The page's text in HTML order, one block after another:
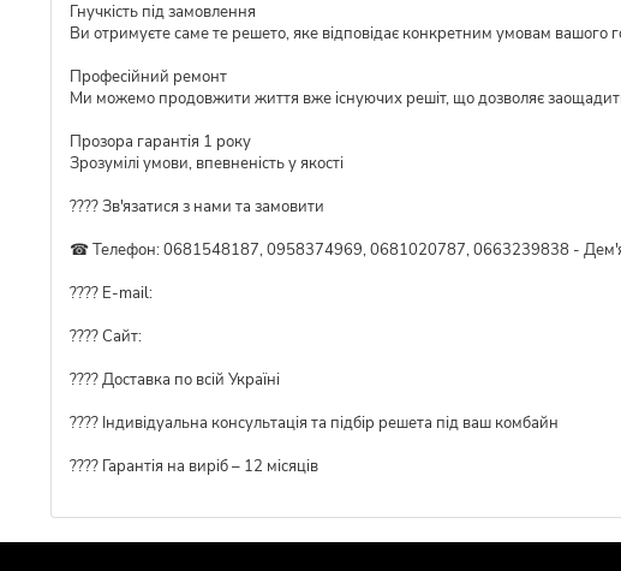
Гнучкість під замовлення
Ви отримуєте саме те решето, яке відповідає конкретним умовам вашого
Професійний ремонт
Ми можемо продовжити життя вже існуючих решіт, що дозволяє
Прозора гарантія 1 року
Зрозумілі умови, впевненість у якості
???? Зв'язатися з нами та замовити
☎ Телефон: 0681548187, 0958374969, 0681020787, 0663239838 -
???? E-mail:
???? Сайт:
???? Доставка по всій Україні
????️ Індивідуальна консультація та підбір решета під ваш комбайн
???? Гарантія на виріб – 12 місяців